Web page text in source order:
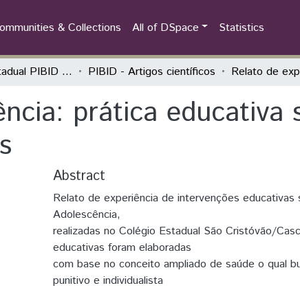
& Collections All of DSpace Statistics
Seminário Estadual PIBID do Paraná: tecendo saberes (PIBID) PIBID - Artigos científicos
prática educativa
Abstract
Relato de experiência de intervenções educativas
Adolescência,
realizadas no Colégio Estadual São Cristóvão/
educativas foram elaboradas
com base no conceito ampliado de saúde o qual
punitivo e individualista